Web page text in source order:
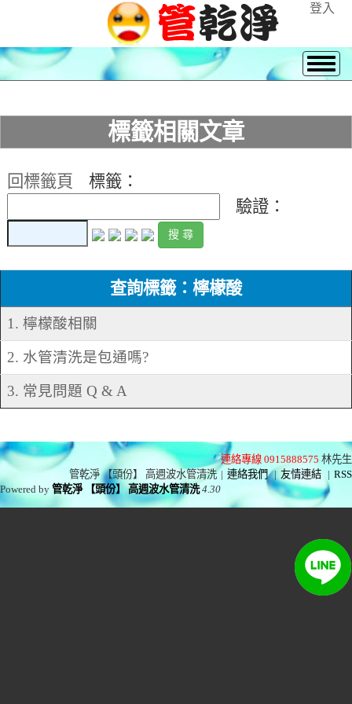
登入
標籤相關文章
回標籤頁
標籤：
驗證：
查詢標籤：檸檬酸
1. 檸檬酸相關
2. 水管清洗是包通嗎?
3. 常見問題 Q & A
連絡專線 0915888575 林先生
管乾淨 【頭份】 高週波水管清洗 | 連絡我們 | 友情連結 | RSS
Powered by管乾淨 【頭份】 高週波水管清洗 4.30